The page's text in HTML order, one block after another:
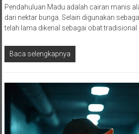
Pendahuluan Madu adalah cairan manis
dari nektar bunga. Selain digunakan
telah lama dikenal sebagai obat tradisional
Baca selengkapnya